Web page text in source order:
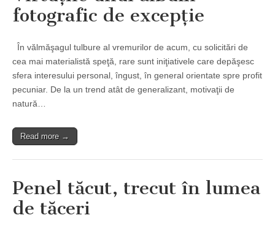
fotografic de excepţie
În vălmăşagul tulbure al vremurilor de acum, cu solicitări de
cea mai materialistă speţă, rare sunt iniţiativele care depăşesc
sfera interesului personal, îngust, în general orientate spre profit
pecuniar. De la un trend atât de generalizant, motivaţii de
natură…
Read more →
Penel tăcut, trecut în lumea
de tăceri